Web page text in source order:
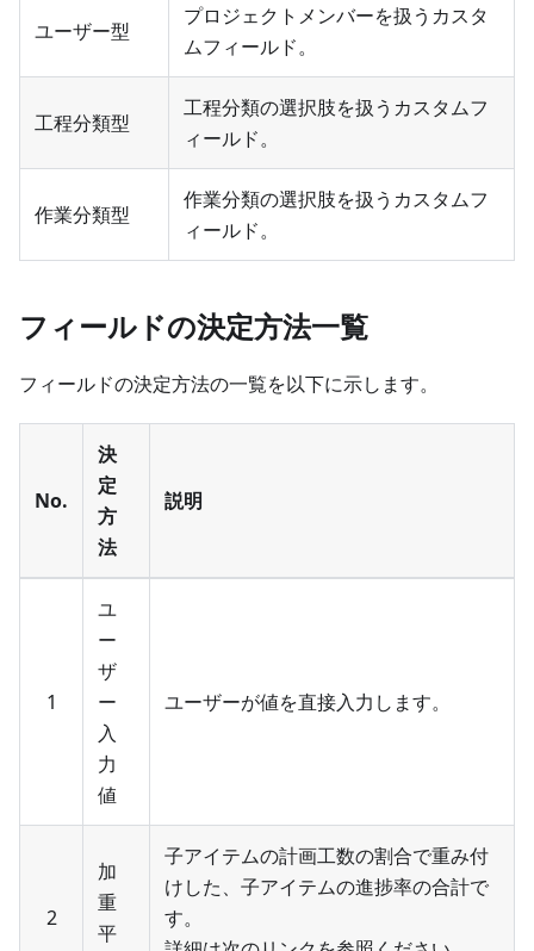
ユーザー型
プロジェクトメンバーを扱うカスタ
ムフィールド。
工程分類型
工程分類の選択肢を扱うカスタムフ
ィールド。
作業分類型
作業分類の選択肢を扱うカスタムフ
ィールド。
フィールドの決定方法一覧
フィールドの決定方法の一覧を以下に示します。
No.
決
定
方
法
説明
1
ユ
ー
ザ
ー
入
力
値
ユーザーが値を直接入力します。
2
加
重
平
子アイテムの計画工数の割合で重み付
けした、子アイテムの進捗率の合計で
す。